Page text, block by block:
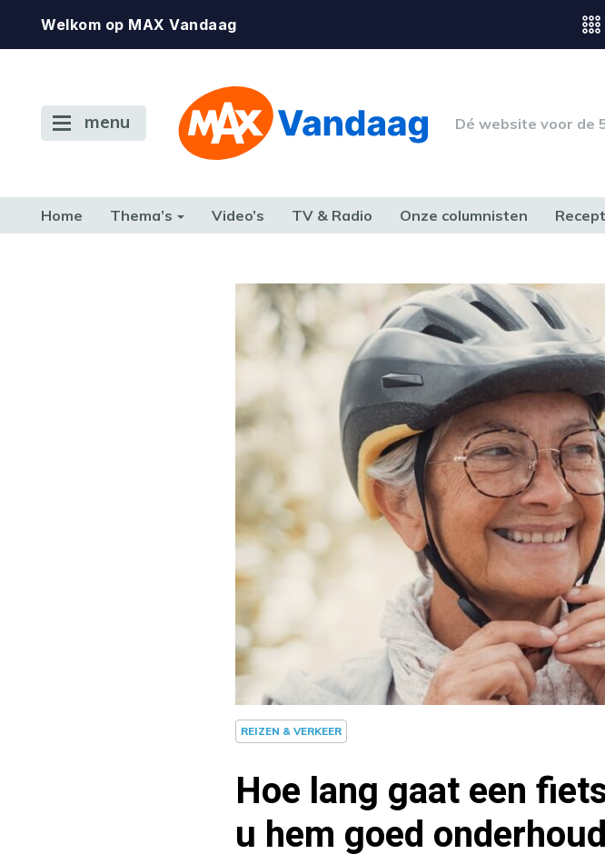
Welkom op MAX Vandaag
menu Dé website voor de
Home Thema’s Video’s TV & Radio Onze columnisten
REIZEN & VERKEER
Hoe lang gaat een
u hem goed